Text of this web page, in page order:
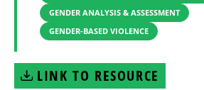
GENDER ANALYSIS & ASSESSMENT
GENDER-BASED VIOLENCE
LINK TO RESOURCE